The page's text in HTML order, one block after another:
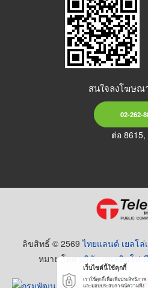
สนใจลงโฆษณ
02-262-
ต่อ 8615,
ลิขสิทธิ์ © 2569ไทยแลนด์ เยลโล่
หมาย โดยบริษัท เทเลอินโฟ
เว็บไซต์นี้ใช้คุกกี้
เราใช้คุกกี้เพื่อเพิ่มประสิทธิภาพ
และมอบประสบการณ์ความพึง